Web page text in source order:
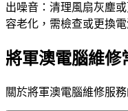
出噪音：清理風扇灰塵
容老化，需檢查或更換電
將軍澳電腦維修
關於將軍澳電腦維修服